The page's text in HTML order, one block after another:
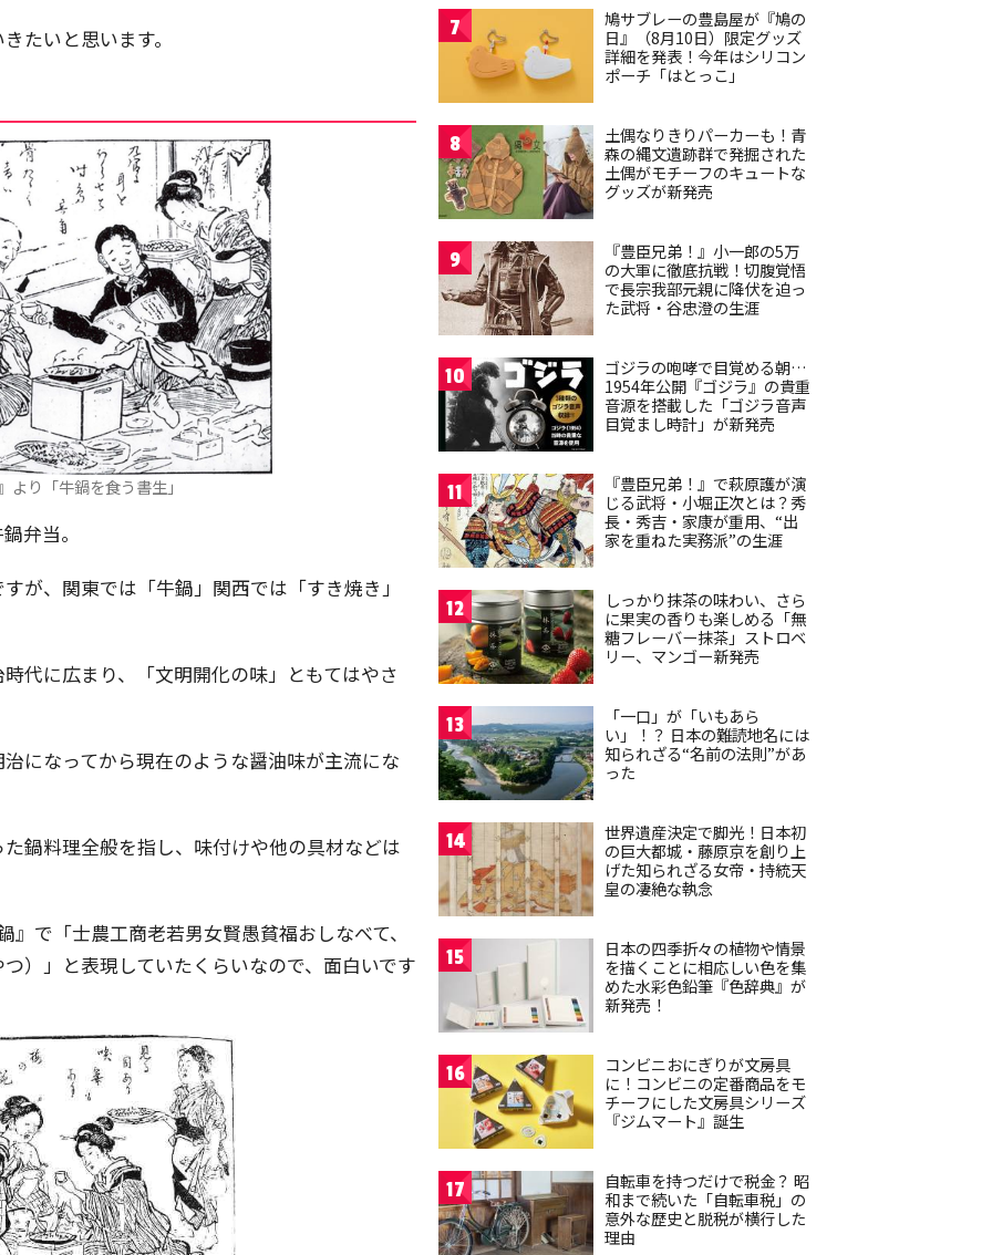
たいと思います。
より「牛鍋を食う書生」
弁当。
が、関東では「牛鍋」関西では「すき焼き」
代に広まり、「文明開化の味」ともてはやさ
になってから現在のような醤油味が主流にな
鍋料理全般を指し、味付けや他の具材などは
で「士農工商老若男女賢愚貧福おしなべて、
）」と表現していたくらいなので、面白いです
7
鳩サブレーの豊島屋が『鳩の
日』（8月10日）限定グッズ
詳細を発表！今年はシリコン
ポーチ「はとっこ」
8
土偶なりきりパーカーも！青
森の縄文遺跡群で発掘された
土偶がモチーフのキュートな
グッズが新発売
9
『豊臣兄弟！』小一郎の5万
の大軍に徹底抗戦！切腹覚悟
で長宗我部元親に降伏を迫っ
た武将・谷忠澄の生涯
10
ゴジラの咆哮で目覚める朝…
1954年公開『ゴジラ』の貴重
音源を搭載した「ゴジラ音声
目覚まし時計」が新発売
11
『豊臣兄弟！』で萩原護が演
じる武将・小堀正次とは？秀
長・秀吉・家康が重用、“出
家を重ねた実務派”の生涯
12
しっかり抹茶の味わい、さら
に果実の香りも楽しめる「無
糖フレーバー抹茶」ストロベ
リー、マンゴー新発売
13
「一口」が「いもあら
い」！？ 日本の難読地名には
知られざる“名前の法則”があ
った
14
世界遺産決定で脚光！日本初
の巨大都城・藤原京を創り上
げた知られざる女帝・持統天
皇の凄絶な執念
15
日本の四季折々の植物や情景
を描くことに相応しい色を集
めた水彩色鉛筆『色辞典』が
新発売！
16
コンビニおにぎりが文房具
に！コンビニの定番商品をモ
チーフにした文房具シリーズ
『ジムマート』誕生
17
自転車を持つだけで税金？ 昭
和まで続いた「自転車税」の
意外な歴史と脱税が横行した
理由